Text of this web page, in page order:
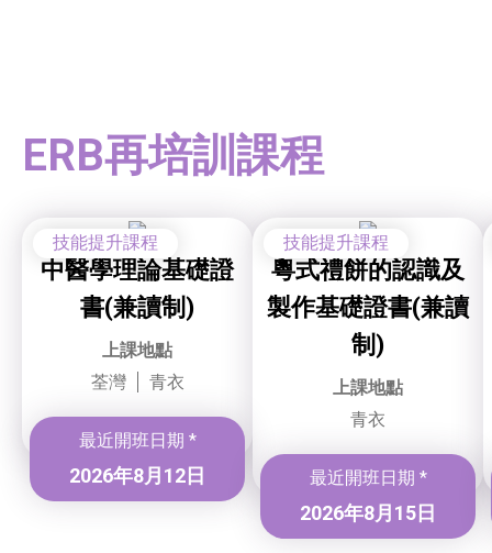
ERB再培訓課程
技能提升課程
中醫學理論基礎證
書(兼讀制)
上課地點
荃灣
青衣
最近開班日期 *
2026年8月12日
技能提升課程
粵式禮餅的認識及
製作基礎證書(兼讀
制)
上課地點
青衣
最近開班日期 *
2026年8月15日